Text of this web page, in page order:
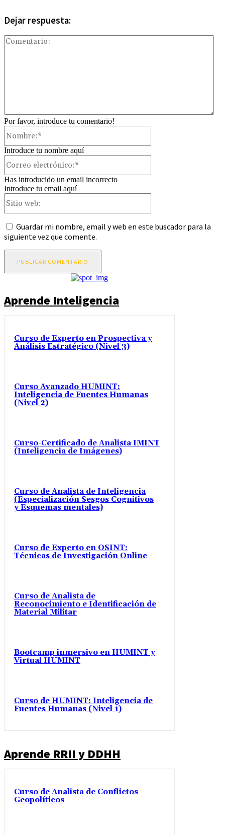
Dejar respuesta:
Por favor, introduce tu comentario!
Introduce tu nombre aquí
Has introducido un email incorrecto
Introduce tu email aquí
Guardar mi nombre, email y web en este buscador para la
siguiente vez que comente.
Aprende Inteligencia
Curso de Experto en Prospectiva y
Análisis Estratégico (Nivel 3)
Curso Avanzado HUMINT:
Inteligencia de Fuentes Humanas
(Nivel 2)
Curso-Certificado de Analista IMINT
(Inteligencia de Imágenes)
Curso de Analista de Inteligencia
(Especialización Sesgos Cognitivos
y Esquemas mentales)
Curso de Experto en OSINT:
Técnicas de Investigación Online
Curso de Analista de
Reconocimiento e Identificación de
Material Militar
Bootcamp inmersivo en HUMINT y
Virtual HUMINT
Curso de HUMINT: Inteligencia de
Fuentes Humanas (Nivel 1)
Aprende RRII y DDHH
Curso de Analista de Conflictos
Geopolíticos